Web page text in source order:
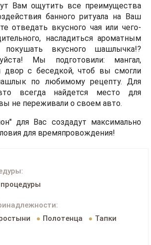
Вам ощутить все преимущества
банного ритуала на Ваш
отведать вкусного чая или чего-
насладиться ароматным
покушать вкусного шашлычка!?
Мы подготовили: мангал,
двор с беседкой, чтоб вы смогли
по любимому рецепту. Для
всегда найдется место для
не переживали о своем авто.
для Вас создадут максимально
для времяпровождения!
Полотенца
Тапки